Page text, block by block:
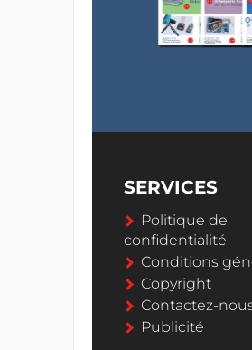
SERVICES
Politique de
confidentialité
Conditions
Copyright
Contactez-
Publicité